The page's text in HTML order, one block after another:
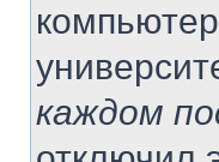
каждом